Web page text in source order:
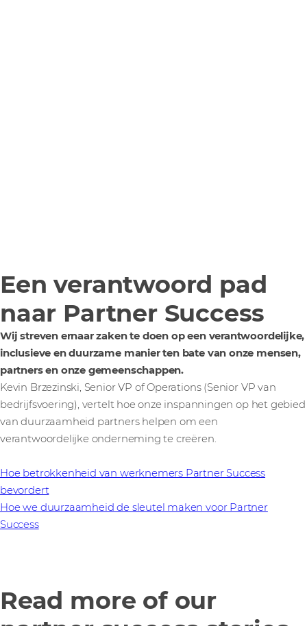
Een verantwoord pad
naar Partner Success
Wij streven ernaar zaken te doen op een verantwoordelijke,
inclusieve en duurzame manier ten bate van onze mensen,
partners en onze gemeenschappen.
Kevin Brzezinski, Senior VP of Operations (Senior VP van
bedrijfsvoering), vertelt hoe onze inspanningen op het gebied
van duurzaamheid partners helpen om een
verantwoordelijke onderneming te creëren.
Hoe betrokkenheid van werknemers Partner Success
bevordert
Hoe we duurzaamheid de sleutel maken voor Partner
Success
Read more of our